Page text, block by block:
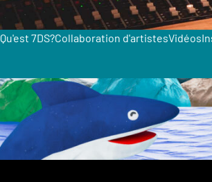
Qu'est 7DS?Collaboration d'artistesVidéos